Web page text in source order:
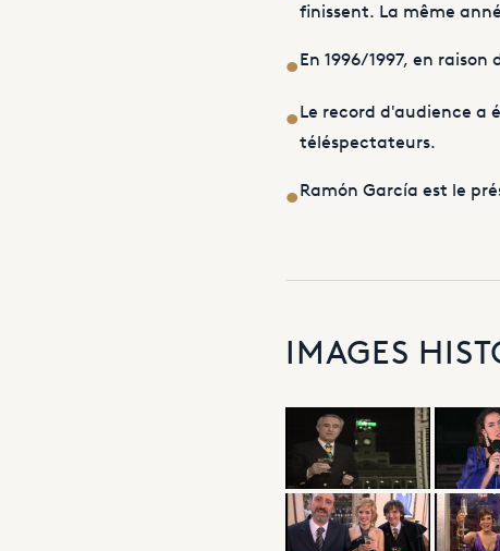
finissent. La même
•En 1996/1997, en
•Le record d'audience a
téléspectateurs.
•Ramón García est le
IMAGES